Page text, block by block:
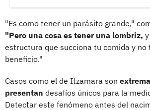
"Es como tener un parásito grande,"
"Pero una cosa es tener una lombriz,
estructura que succiona tu comida y no
beneficio."
Casos como el de Itzamara son
presentan desafíos únicos para la
Detectar este fenómeno antes del